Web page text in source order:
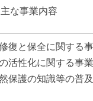
主な事業内容
復と保全に関する
活性化に関する事業
保護の知識等の普及